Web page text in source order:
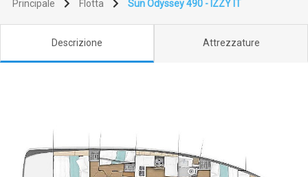
Principale Flotta Sun Odyssey 490 - IZZY IT
Descrizione Attrezzature